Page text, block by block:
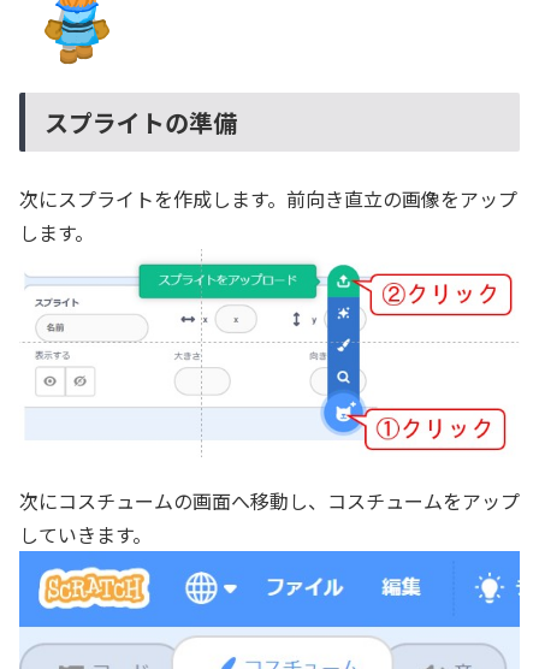
スプライトの準備
次にスプライトを作成します。前向き直立の画像をアップ
します。
次にコスチュームの画面へ移動し、コスチュームをアップ
していきます。